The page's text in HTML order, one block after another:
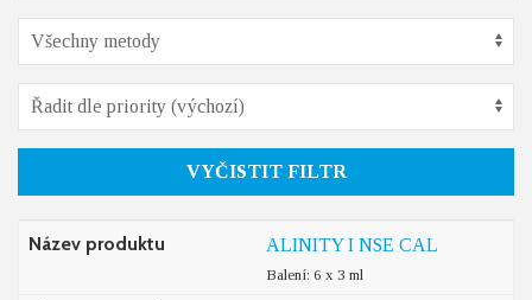
VYČISTIT FILTR
Název produktu ALINITY I NSE CAL
Balení: 6 x 3 ml